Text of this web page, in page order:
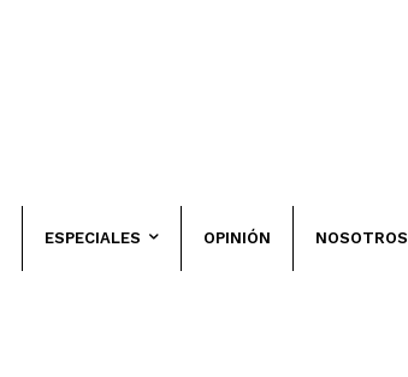
ESPECIALES OPINIÓN NOSOTROS